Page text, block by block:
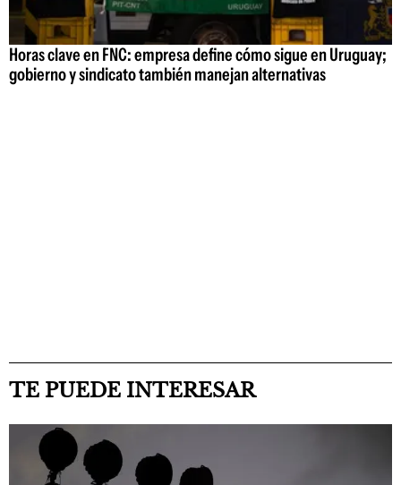
Horas clave en FNC: empresa define cómo sigue en Uruguay;
gobierno y sindicato también manejan alternativas
TE PUEDE INTERESAR